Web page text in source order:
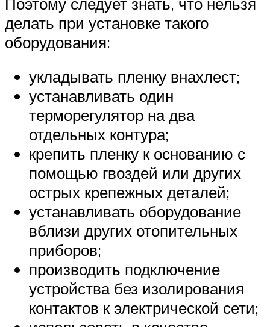
делать при установке такого
оборудования:
укладывать пленку внахлест;
устанавливать один
терморегулятор на два
отдельных контура;
крепить пленку к основанию с
помощью гвоздей или других
острых крепежных деталей;
устанавливать оборудование
вблизи других отопительных
приборов;
производить подключение
устройства без изолирования
контактов к электрической сети;